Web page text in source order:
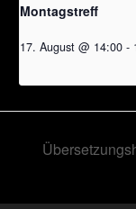
Montagstreff
17. August @ 14:00 -